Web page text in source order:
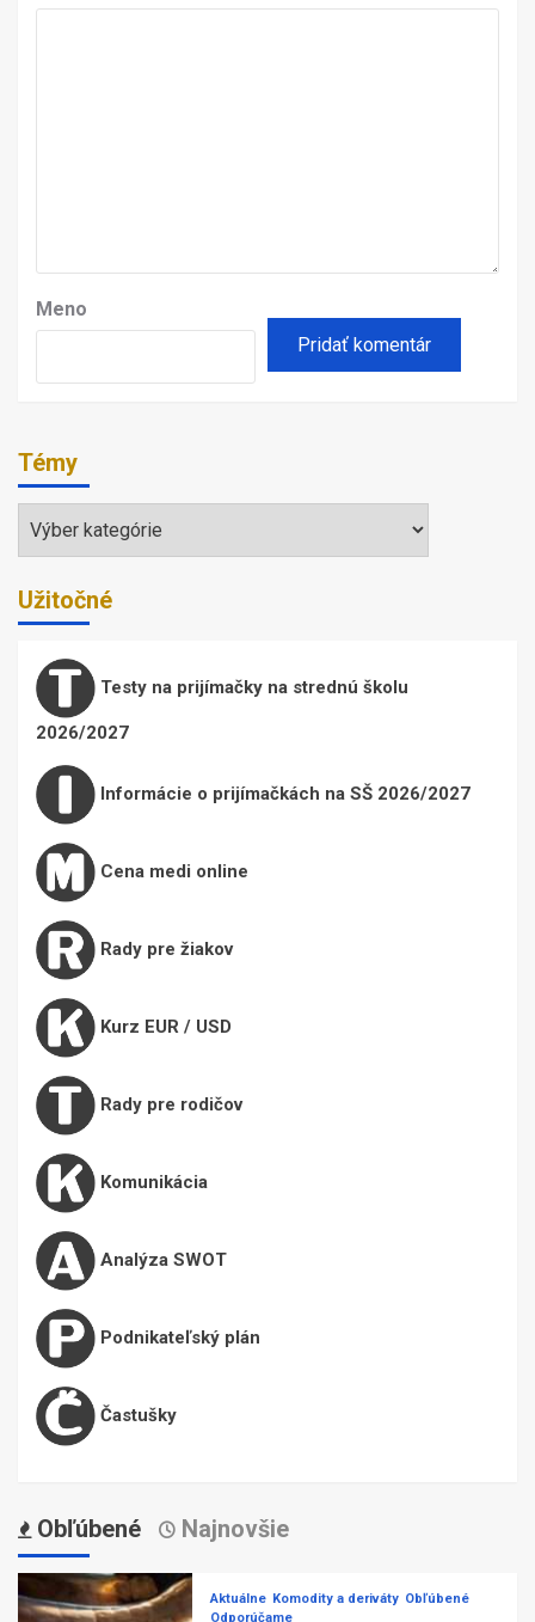
Meno
Témy
Témy
Užitočné
Testy na prijímačky na strednú školu
2026/2027
Informácie o prijímačkách na SŠ 2026/2027
Cena medi online
Rady pre žiakov
Kurz EUR / USD
Rady pre rodičov
Komunikácia
Analýza SWOT
Podnikateľský plán
Častušky
Obľúbené Najnovšie
Aktuálne Komodity a deriváty Obľúbené
Odporúčame